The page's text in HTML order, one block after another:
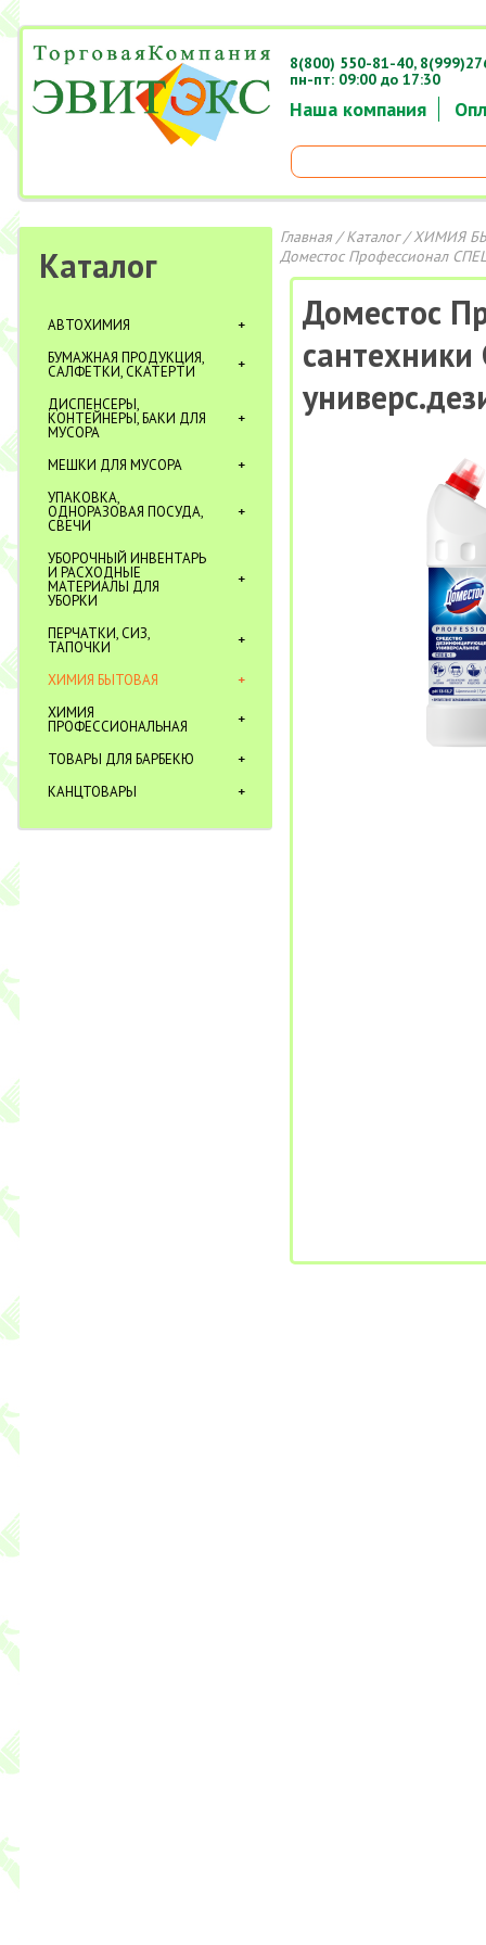
Наша компания
8(800) 550-81-40,
пн-пт: 09:00 до 17:30
Каталог
АВТОХИМИЯ
БУМАЖНАЯ ПРОДУКЦИЯ,
САЛФЕТКИ, СКАТЕРТИ
ДИСПЕНСЕРЫ,
КОНТЕЙНЕРЫ, БАКИ ДЛЯ
МУСОРА
МЕШКИ ДЛЯ МУСОРА
УПАКОВКА,
ОДНОРАЗОВАЯ ПОСУДА,
СВЕЧИ
УБОРОЧНЫЙ ИНВЕНТАРЬ
И РАСХОДНЫЕ
МАТЕРИАЛЫ ДЛЯ
УБОРКИ
ПЕРЧАТКИ, СИЗ,
ТАПОЧКИ
ХИМИЯ БЫТОВАЯ
ХИМИЯ
ПРОФЕССИОНАЛЬНАЯ
ТОВАРЫ ДЛЯ БАРБЕКЮ
КАНЦТОВАРЫ
Главная/Каталог/ХИМИЯ
Доместос Профессионал
Доместос
сантехники